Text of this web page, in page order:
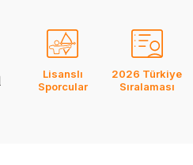
Lisanslı
Sporcular
2026 Türkiye
Sıralaması